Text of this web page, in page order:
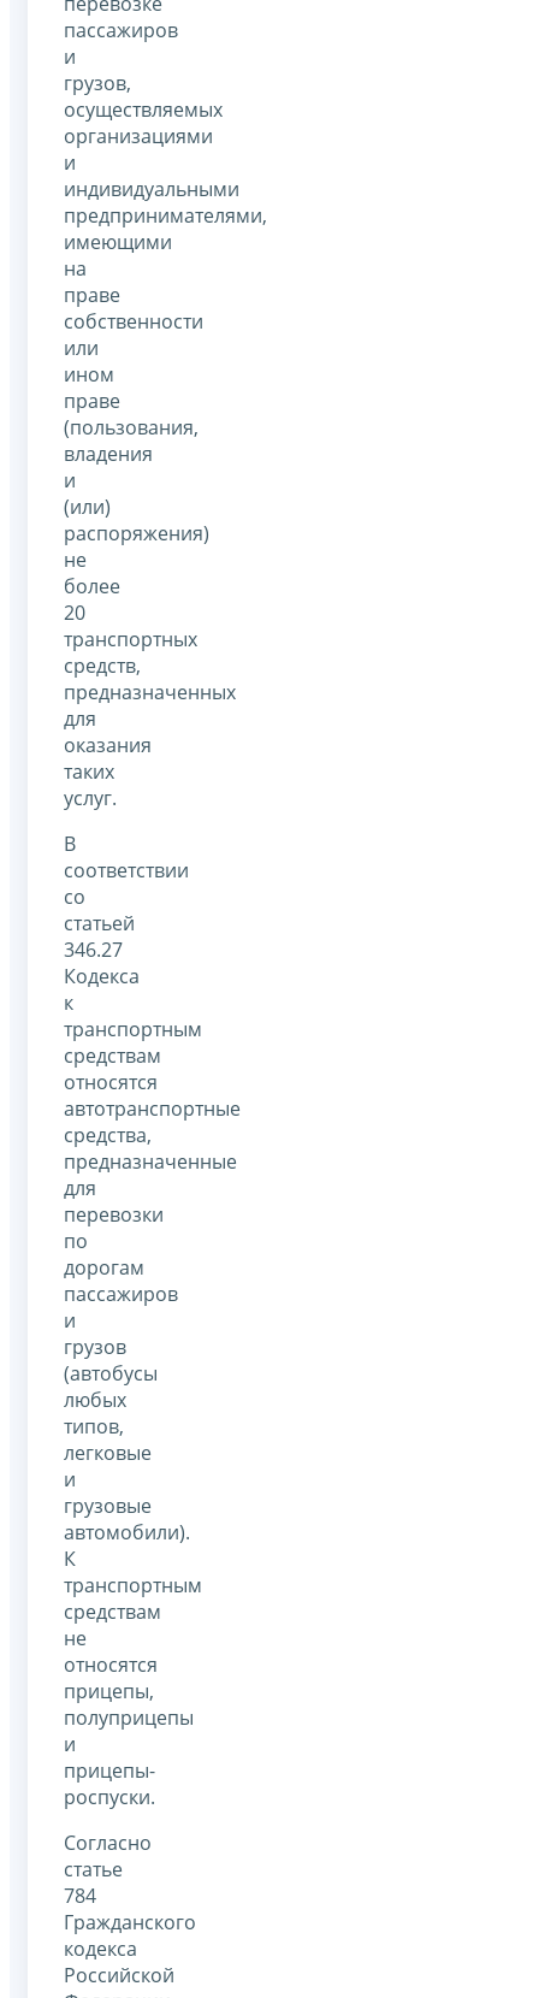
пассажиров
и
грузов,
осуществляемых
организациями
и
индивидуальными
предпринимателями,
имеющими
на
праве
собственности
или
ином
праве
(пользования,
владения
и
(или)
распоряжения)
не
более
20
транспортных
средств,
предназначенных
для
оказания
таких
услуг.
В
соответствии
со
статьей
346.27
Кодекса
к
транспортным
средствам
относятся
автотранспортные
средства,
предназначенные
для
перевозки
по
дорогам
пассажиров
и
грузов
(автобусы
любых
типов,
легковые
и
грузовые
автомобили).
К
транспортным
средствам
не
относятся
прицепы,
полуприцепы
и
прицепы-
роспуски.
Согласно
статье
784
Гражданского
кодекса
Российской